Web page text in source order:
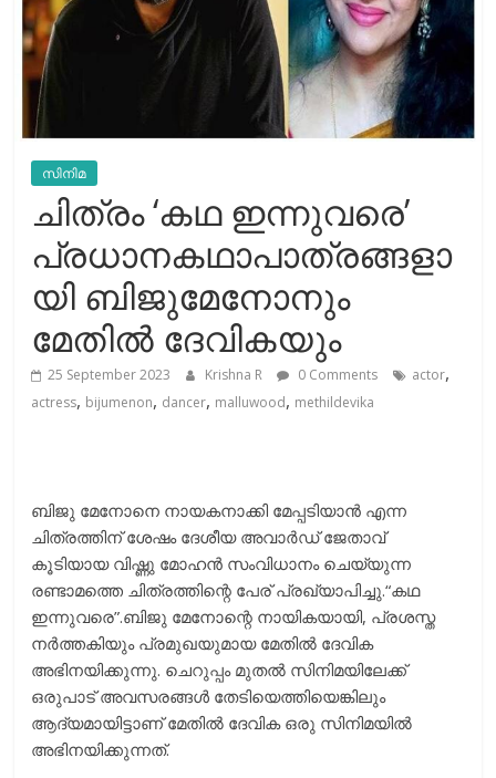
സിനിമ
ചിത്രം ‘കഥ ഇന്നുവരെ’
പ്രധാനകഥാപാത്രങ്ങളാ
യി ബിജുമേനോനും
മേതിൽ ദേവികയും
25 September 2023 Krishna R 0 Comments actor,
actress, bijumenon, dancer, malluwood, methildevika
ബിജു മേനോനെ നായകനാക്കി മേപ്പടിയാൻ എന്ന
ചിത്രത്തിന് ശേഷം ദേശീയ അവാർഡ് ജേതാവ്
കൂടിയായ വിഷ്ണു മോഹൻ സംവിധാനം ചെയ്യുന്ന
രണ്ടാമത്തെ ചിത്രത്തിന്റെ പേര് പ്രഖ്യാപിച്ചു.“കഥ
ഇന്നുവരെ”.ബിജു മേനോന്റെ നായികയായി, പ്രശസ്ത
നർത്തകിയും പ്രമുഖയുമായ മേതിൽ ദേവിക
അഭിനയിക്കുന്നു. ചെറുപ്പം മുതൽ സിനിമയിലേക്ക്
ഒരുപാട് അവസരങ്ങൾ തേടിയെത്തിയെങ്കിലും
ആദ്യമായിട്ടാണ് മേതിൽ ദേവിക ഒരു സിനിമയിൽ
അഭിനയിക്കുന്നത്.